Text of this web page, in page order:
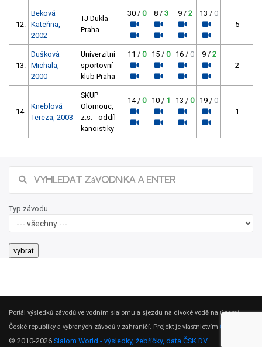
12.
Beková
Kateřina,
2002
TJ Dukla
Praha
30 / 0 8 / 3 9 / 2 13 / 0
5
13.
Dušková
Michala,
2000
Univerzitní
sportovní
klub Praha
11 / 0 15 / 0 16 / 0 9 / 2
2
14.
Kneblová
Tereza, 2003
SKUP
Olomouc,
z.s. - oddíl
kanoistiky
14 / 0 10 / 1 13 / 0 19 / 0
1
Typ závodu
Portál výsledků závodů ve vodním slalomu a sjezdu na divoké vodě na území
České republiky a vybraných závodů v zahraničí. Projekt je vlastnictvím ČSK DV
© 2010-2026 Slalom World - výsledky, žebříčky, data ČSK DV